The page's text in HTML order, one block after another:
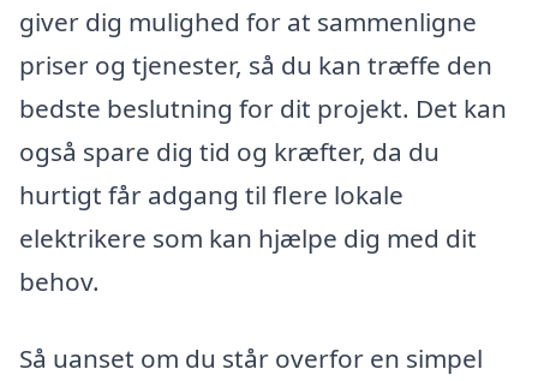
giver dig mulighed for at sammenligne
priser og tjenester, så du kan træffe den
bedste beslutning for dit projekt. Det kan
også spare dig tid og kræfter, da du
hurtigt får adgang til flere lokale
elektrikere som kan hjælpe dig med dit
behov.
Så uanset om du står overfor en simpel